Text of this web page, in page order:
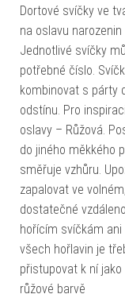
Dortové svíčky ve
na oslavu
Jednotlivé svíčky
potřebné číslo.
kombinovat s párty
odstínu. Pro
oslavy – Růžová.
do jiného měkkého
směřuje vzhůru.
zapalovat ve
dostatečné
hořícím svíčkám
všech hořlavin je
přistupovat k ní
růžové barvě